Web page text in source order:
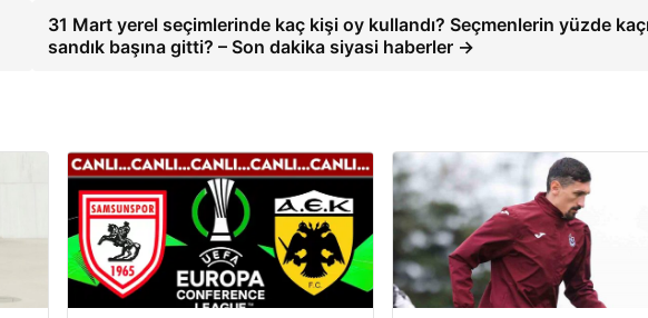
31 Mart yerel seçimlerinde kaç kişi oy kullandı? Seçmenlerin yüzde
sandık başına gitti? – Son dakika siyasi haberler →